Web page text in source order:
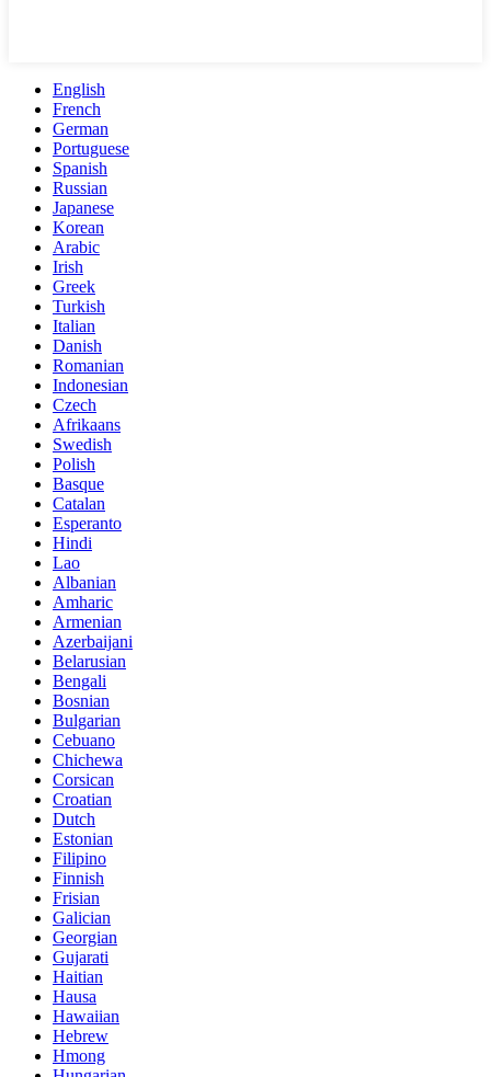
English
French
German
Portuguese
Spanish
Russian
Japanese
Korean
Arabic
Irish
Greek
Turkish
Italian
Danish
Romanian
Indonesian
Czech
Afrikaans
Swedish
Polish
Basque
Catalan
Esperanto
Hindi
Lao
Albanian
Amharic
Armenian
Azerbaijani
Belarusian
Bengali
Bosnian
Bulgarian
Cebuano
Chichewa
Corsican
Croatian
Dutch
Estonian
Filipino
Finnish
Frisian
Galician
Georgian
Gujarati
Haitian
Hausa
Hawaiian
Hebrew
Hmong